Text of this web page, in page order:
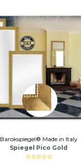
Barokspiegel® Made in Italy
Spiegel Pico Gold